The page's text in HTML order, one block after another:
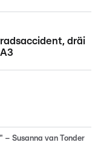
dräi
– Susanna van Tonder